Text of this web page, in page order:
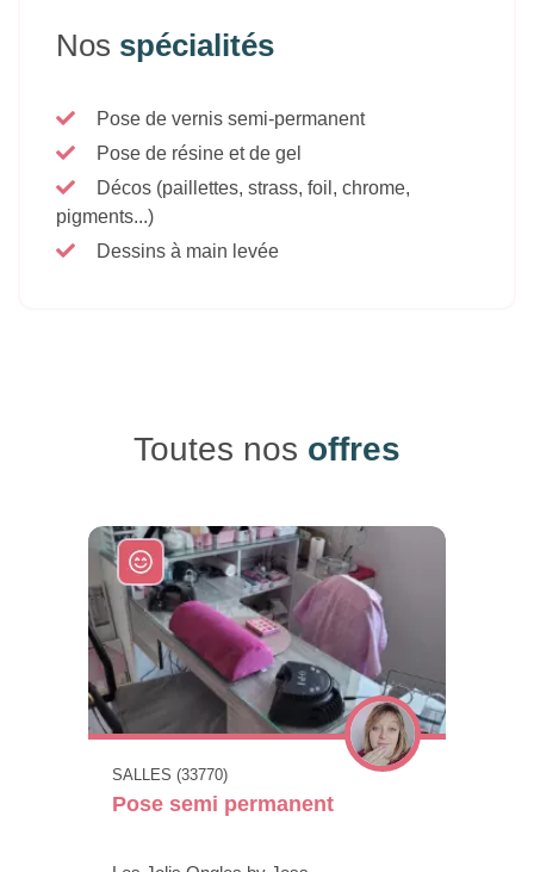
Nos spécialités
Pose de vernis semi-permanent
Pose de résine et de gel
Décos (paillettes, strass, foil, chrome,
pigments...)
Dessins à main levée
Toutes nos offres
SALLES (33770)
Pose semi permanent